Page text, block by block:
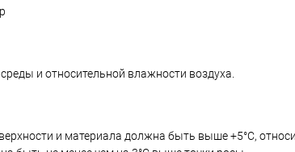
и относительной влажности воздуха.
и материала должна быть выше +5°C,